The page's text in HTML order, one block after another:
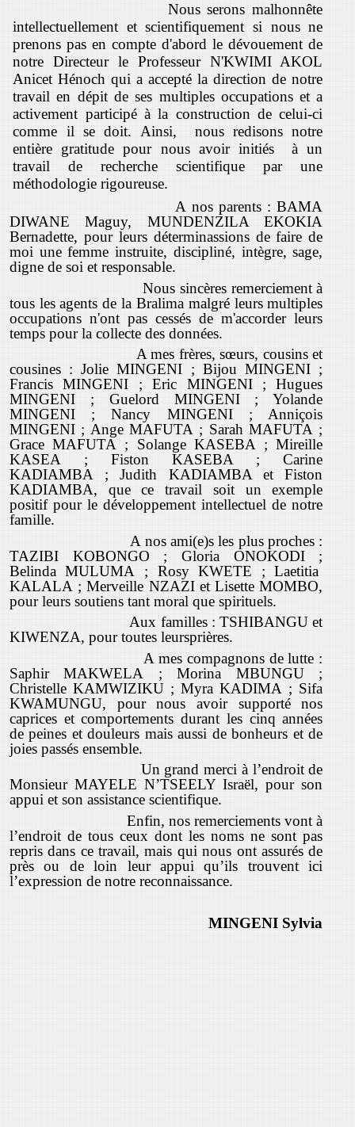
Nous serons malhonnête
intellectuellement et scientifiquement si nous ne
prenons pas en compte d'abord le dévouement de
notre Directeur le Professeur N'KWIMI AKOL
Anicet Hénoch qui a accepté la direction de notre
travail en dépit de ses multiples occupations et a
activement participé à la construction de celui-ci
comme il se doit. Ainsi, nous redisons notre
entière gratitude pour nous avoir initiés à un
travail de recherche scientifique par une
méthodologie rigoureuse.
A nos parents : BAMA
DIWANE Maguy, MUNDENZILA EKOKIA
Bernadette, pour leurs déterminassions de faire de
moi une femme instruite, discipliné, intègre, sage,
digne de soi et responsable.
Nous sincères remerciement à
tous les agents de la Bralima malgré leurs multiples
occupations n'ont pas cessés de m'accorder leurs
temps pour la collecte des données.
A mes frères, sœurs, cousins et
cousines : Jolie MINGENI ; Bijou MINGENI ;
Francis MINGENI ; Eric MINGENI ; Hugues
MINGENI ; Guelord MINGENI ; Yolande
MINGENI ; Nancy MINGENI ; Anniçois
MINGENI ; Ange MAFUTA ; Sarah MAFUTA ;
Grace MAFUTA ; Solange KASEBA ; Mireille
KASEA ; Fiston KASEBA ; Carine
KADIAMBA ; Judith KADIAMBA et Fiston
KADIAMBA, que ce travail soit un exemple
positif pour le développement intellectuel de notre
famille.
A nos ami(e)s les plus proches :
TAZIBI KOBONGO ; Gloria ONOKODI ;
Belinda MULUMA ; Rosy KWETE ; Laetitia
KALALA ; Merveille NZAZI et Lisette MOMBO,
pour leurs soutiens tant moral que spirituels.
Aux familles : TSHIBANGU et
KIWENZA, pour toutes leursprières.
A mes compagnons de lutte :
Saphir MAKWELA ; Morina MBUNGU ;
Christelle KAMWIZIKU ; Myra KADIMA ; Sifa
KWAMUNGU, pour nous avoir supporté nos
caprices et comportements durant les cinq années
de peines et douleurs mais aussi de bonheurs et de
joies passés ensemble.
Un grand merci à l’endroit de
Monsieur MAYELE N’TSEELY Israël, pour son
appui et son assistance scientifique.
Enfin, nos remerciements vont à
l’endroit de tous ceux dont les noms ne sont pas
repris dans ce travail, mais qui nous ont assurés de
près ou de loin leur appui qu’ils trouvent ici
l’expression de notre reconnaissance.
MINGENI Sylvia